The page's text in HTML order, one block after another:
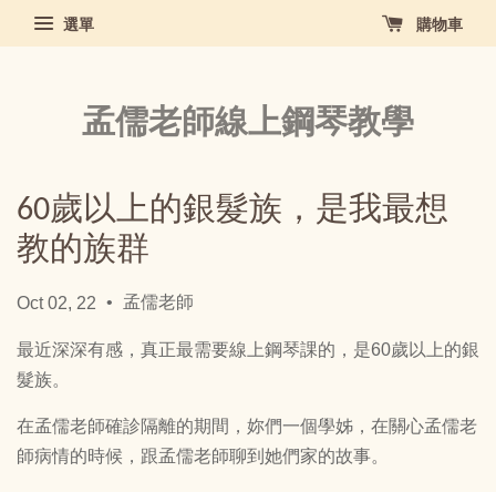
選單 購物車
孟儒老師線上鋼琴教學
60歲以上的銀髮族，是我最想
教的族群
Oct 02, 22 • 孟儒老師
最近深深有感，真正最需要線上鋼琴課的，是60歲以上的銀
髮族。
在孟儒老師確診隔離的期間，妳們一個學姊，在關心孟儒老
師病情的時候，跟孟儒老師聊到她們家的故事。